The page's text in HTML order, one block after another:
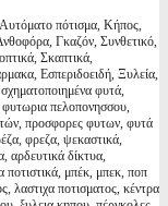
πότισμα, Κήπος,
Γκαζόν, Συνθετικό,
Σκαπτικά,
Εσπεριδοειδή, Ξυλεία,
φυτά,
φυτωρια πελοπονησσου,
προσφορες φυτων, φυτά
φρεζα, ψεκαστικά,
αρδευτικά δίκτυα,
ποτιστικά, μπέκ, μπεκ, ποπ
λαστιχα ποτισματος, κέντρα